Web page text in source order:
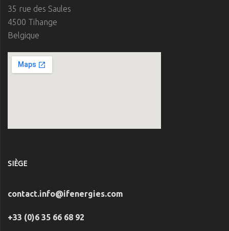
35 rue des Saules
4500 Tihange
Belgique
SIÈGE
contact.info@ifenergies.com
+33 (0)6 35 66 68 92